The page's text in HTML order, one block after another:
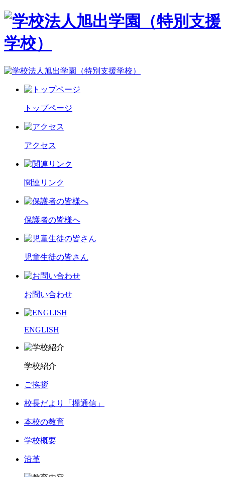
トップページ
アクセス
関連リンク
保護者の皆様へ
児童生徒の皆さん
お問い合わせ
ENGLISH
学校紹介
ご挨拶
校長だより「欅通信」
本校の教育
学校概要
沿革